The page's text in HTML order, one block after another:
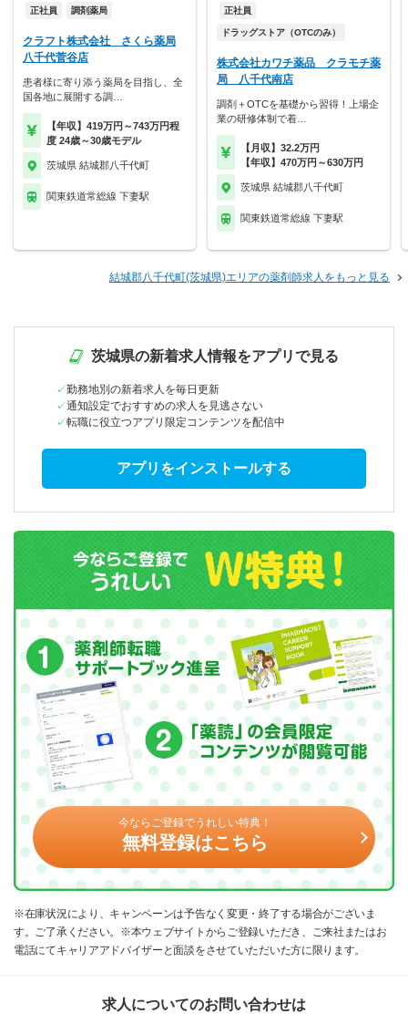
正社員 調剤薬局
クラフト株式会社 さくら薬局
八千代菅谷店
患者様に寄り添う薬局を目指し、全
国各地に展開する調…
【年収】419万円～743万円程
度 24歳～30歳モデル
茨城県 結城郡八千代町
関東鉄道常総線 下妻駅
正社員
ドラッグストア（OTCのみ）
株式会社カワチ薬品 クラモチ薬
局 八千代南店
調剤＋OTCを基礎から習得！上場企
業の研修体制で着…
【月収】32.2万円
【年収】470万円～630万円
茨城県 結城郡八千代町
関東鉄道常総線 下妻駅
結城郡八千代町(茨城県)エリアの薬剤師求人をもっと見る
茨城県の新着求人情報をアプリで見る
勤務地別の新着求人を毎日更新
通知設定でおすすめの求人を見逃さない
転職に役立つアプリ限定コンテンツを配信中
アプリをインストールする
今ならご登録でうれしい特典！
無料登録はこちら
※在庫状況により、キャンペーンは予告なく変更・終了する場合がございま
す。ご了承ください。※本ウェブサイトからご登録いただき、ご来社またはお
電話にてキャリアアドバイザーと面談をさせていただいた方に限ります。
求人についてのお問い合わせは